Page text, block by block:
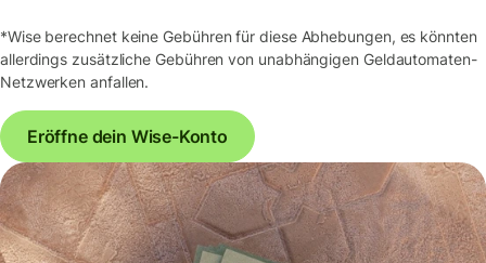
*Wise berechnet keine Gebühren für diese Abhebungen, es könnten
allerdings zusätzliche Gebühren von unabhängigen Geldautomaten-
Netzwerken anfallen.
Eröffne dein Wise-Konto